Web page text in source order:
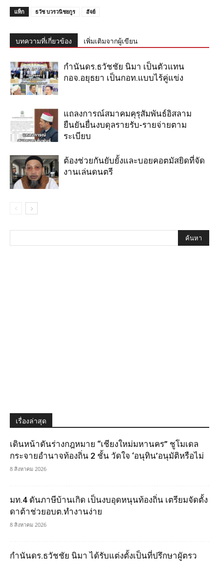
แท็ก ธวัช บวรวนิชยกูร ฮัจย์
บทความที่เกี่ยวข้อง เพิ่มเติมจากผู้เขียน
กำนันดร.ธวัชชัย นิมา เป็นตัวแทน
กอจ.อยุธยา เป็นกอท.แบบไร้คู่แข่ง
แถลงการณ์สมาคมคุรุสัมพันธ์อิสลาม
ยืนยันยื่นงบดุลรายรับ-รายจ่ายตาม
ระเบียบ
ต้องช่วยกันยับยั้งและบอยคอตมัสยิดที่จัด
งานเล่นดนตรี
เรื่องล่าสุด
เดินหน้าดันร่างกฎหมาย “เชียงใหม่มหานคร” ชูโมเดล
กระจายอำนาจท้องถิ่น 2 ชั้น วัดใจ ‘อนุทิน’อนุมัติหรือไม่
8 สิงหาคม 2026
มท.4 ดันภาษีบ้านเกิด เป็นงบอุดหนุนท้องถิ่น เตรียมจัดตั้ง
ดาต้าช่วยอบต.ทำงานง่าย
8 สิงหาคม 2026
กำนันดร.ธวัชชัย นิมา ได้รับแต่งตั้งเป็นที่ปรึกษาผูัตรว